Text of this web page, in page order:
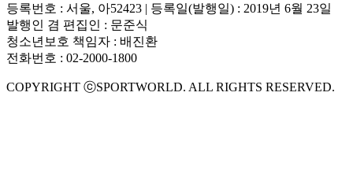
등록번호 : 서울, 아52423 | 등록일(발행일) : 2019년 6월 23일
발행인 겸 편집인 : 문준식
청소년보호 책임자 : 배진환
전화번호 : 02-2000-1800
COPYRIGHT ⓒSPORTWORLD. ALL RIGHTS RESERVED.